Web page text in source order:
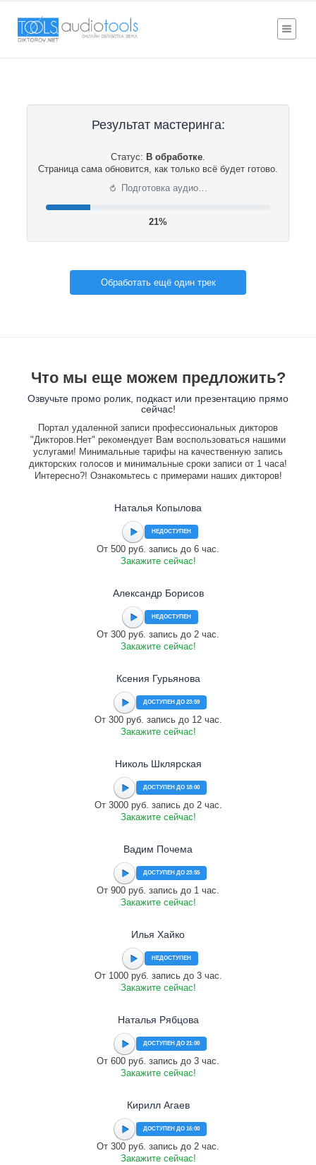
Результат мастеринга:
Статус: В обработке.
Страница сама обновится, как только всё будет готово.
⟳ Подготовка аудио…
21%
Обработать ещё один трек
Что мы еще можем предложить?
Озвучьте промо ролик, подкаст или презентацию прямо
сейчас!
Портал удаленной записи профессиональных дикторов
"Дикторов.Нет" рекомендует Вам воспользоваться нашими
услугами! Минимальные тарифы на качественную запись
дикторских голосов и минимальные сроки записи от 1 часа!
Интересно?! Ознакомьтесь с примерами наших дикторов!
Наталья Копылова
НЕДОСТУПЕН
От 500 руб. запись до 6 час.
Закажите сейчас!
Александр Борисов
НЕДОСТУПЕН
От 300 руб. запись до 2 час.
Закажите сейчас!
Ксения Гурьянова
ДОСТУПЕН ДО 23:59
От 300 руб. запись до 12 час.
Закажите сейчас!
Николь Шклярская
ДОСТУПЕН ДО 18:00
От 3000 руб. запись до 2 час.
Закажите сейчас!
Вадим Почема
ДОСТУПЕН ДО 23:55
От 900 руб. запись до 1 час.
Закажите сейчас!
Илья Хайко
НЕДОСТУПЕН
От 1000 руб. запись до 3 час.
Закажите сейчас!
Наталья Рябцова
ДОСТУПЕН ДО 21:00
От 600 руб. запись до 3 час.
Закажите сейчас!
Кирилл Агаев
ДОСТУПЕН ДО 16:00
От 300 руб. запись до 2 час.
Закажите сейчас!